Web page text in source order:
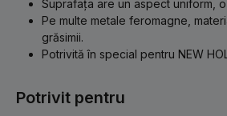
Suprafața are un aspect uniform,
Pe multe metale feromagne,
grăsimii.
Potrivită în special pentru NEW
Potrivit pentru